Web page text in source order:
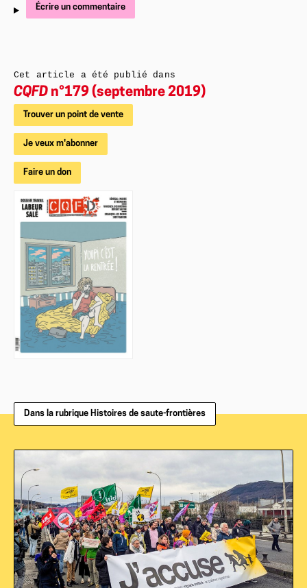
Écrire un commentaire
Cet article a été publié dans
CQFD n°179 (septembre 2019)
Trouver un point de vente
Je veux m'abonner
Faire un don
Dans la rubrique Histoires de saute-frontières